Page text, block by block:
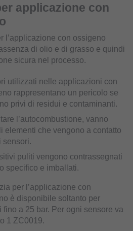
applicazione con
l’applicazione con ossigeno
di olio e di grasso e quindi
sicura nel processo.
utilizzati nelle applicazioni con
rappresentano un pericolo se
privi di residui e contaminanti.
l’autocombustione, vanno
elementi che vengono a contatto
sensori.
puliti vengono contrassegnati
specifico e imballati.
per l’applicazione con
è disponibile soltanto per
fino a 25 bar. Per ogni sensore va
1 ZC0019.